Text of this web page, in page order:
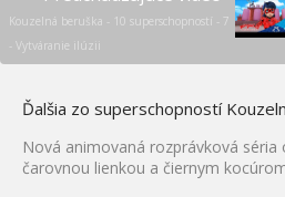
Kouzelná beruška - 10 superschopností - 7
- Vytváranie ilúzii
Ďalšia zo superschopností
Nová animovaná rozprávková
čarovnou lienkou a čiernym